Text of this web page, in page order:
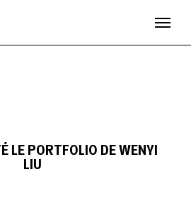
LE PORTFOLIO DE WENYI
LIU